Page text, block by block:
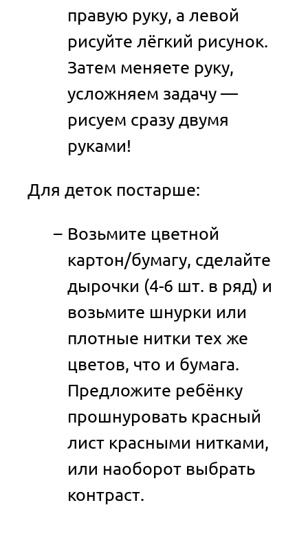
правую руку, а левой
рисуйте лёгкий рисунок.
Затем меняете руку,
усложняем задачу —
рисуем сразу двумя
руками!
Для деток постарше:
Возьмите цветной
картон/бумагу, сделайте
дырочки (4-6 шт. в ряд) и
возьмите шнурки или
плотные нитки тех же
цветов, что и бумага.
Предложите ребёнку
прошнуровать красный
лист красными нитками,
или наоборот выбрать
контраст.